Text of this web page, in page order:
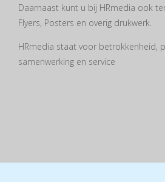
Daarnaast kunt u bij HRmedia ook
Flyers, Posters en overig drukwerk.
HRmedia staat voor betrokkenheid,
samenwerking en service